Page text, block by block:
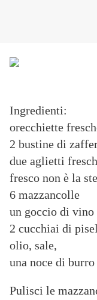
Ingredienti:
orecchiette
2 bustine di
due aglietti
fresco non è la
6 mazzancolle
un goccio di vino
2 cucchiai di
olio, sale,
una noce di burro
Pulisci le